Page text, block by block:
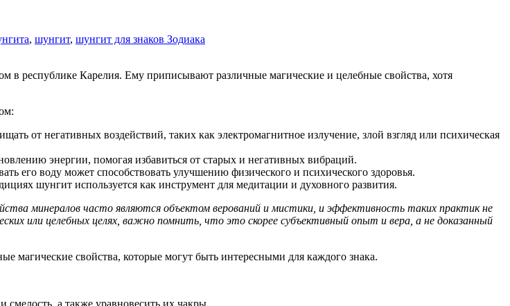
, шунгит, шунгит для знаков Зодиака
от негативных воздействий, таких как электромагнитное излучение, злой взгляд или психическая
энергии, помогая избавиться от старых и негативных вибраций.
его воду может способствовать улучшению физического и психического здоровья.
шунгит используется как инструмент для медитации и духовного развития.
минералов часто являются объектом верований и мистики, и эффективность таких практик не
или целебных целях, важно помнить, что это скорее субъективный опыт и вера, а не доказанный
магические свойства, которые могут быть интересными для каждого знака.
а также уравновесить их чакры.